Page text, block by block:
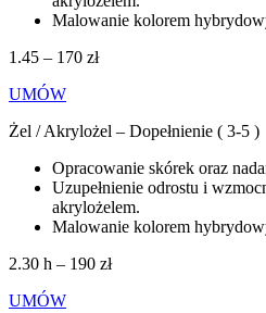
Malowanie kolorem
1.45 – 170 zł
UMÓW
Żel / Akrylożel – Dopełnienie ( 3-5 )
Opracowanie skórek oraz
Uzupełnienie odrostu i
akrylożelem.
Malowanie kolorem
2.30 h – 190 zł
UMÓW